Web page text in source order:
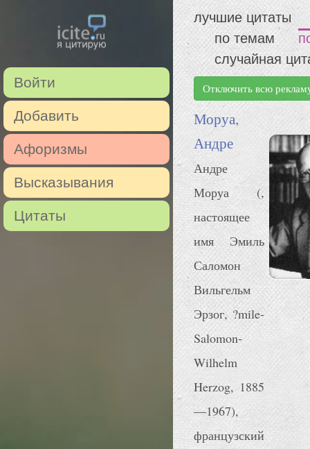
Войти
Добавить
Афоризмы
Высказывания
Цитаты
лучшие цитаты
по темам
случайная
Отключить всю
Моруа,
Андре
Андре
Моруа (,
настоящее
имя Эмиль
Саломон
Вильгельм
Эрзог, ?mile-
Salomon-
Wilhelm
Herzog, 1885
—1967),
французский